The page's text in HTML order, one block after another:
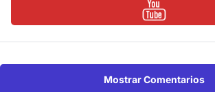
Mostrar Comentarios